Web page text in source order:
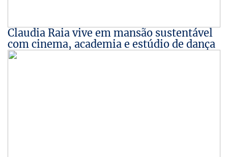
Claudia Raia vive em mansão sustentável
com cinema, academia e estúdio de dança